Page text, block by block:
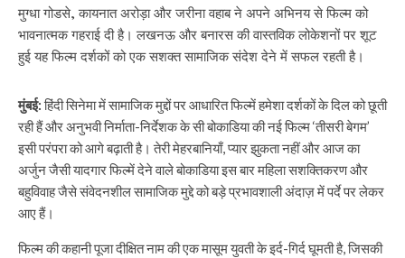
मुग्धा गोडसे, कायनात अरोड़ा और जरीना वहाब ने अपने अभिनय से फिल्म को
भावनात्मक गहराई दी है। लखनऊ और बनारस की वास्तविक लोकेशनों पर शूट
हुई यह फिल्म दर्शकों को एक सशक्त सामाजिक संदेश देने में सफल रहती है।
मुंबई:हिंदी सिनेमा में सामाजिक मुद्दों पर आधारित फिल्में हमेशा दर्शकों के दिल को छूती
रही हैं और अनुभवी निर्माता-निर्देशक के सी बोकाडिया की नई फिल्म ‘तीसरी बेगम’
इसी परंपरा को आगे बढ़ाती है। तेरी मेहरबानियाँ, प्यार झुकता नहीं और आज का
अर्जुन जैसी यादगार फिल्में देने वाले बोकाडिया इस बार महिला सशक्तिकरण और
बहुविवाह जैसे संवेदनशील सामाजिक मुद्दे को बड़े प्रभावशाली अंदाज़ में पर्दे पर लेकर
आए हैं।
फिल्म की कहानी पूजा दीक्षित नाम की एक मासूम युवती के इर्द-गिर्द घूमती है, जिसकी